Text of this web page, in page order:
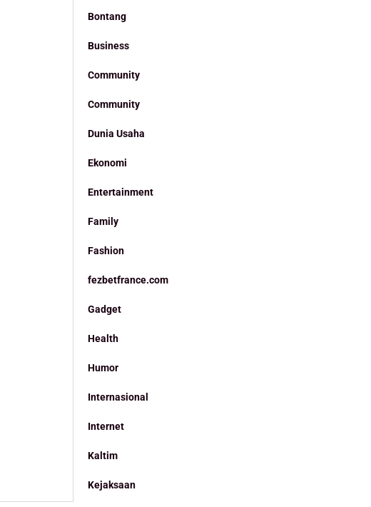
Bontang
Business
Community
Community
Dunia Usaha
Ekonomi
Entertainment
Family
Fashion
fezbetfrance.com
Gadget
Health
Humor
Internasional
Internet
Kaltim
Kejaksaan